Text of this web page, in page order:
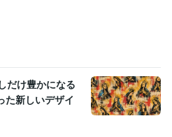
だけ豊かになる
た新しいデザイ